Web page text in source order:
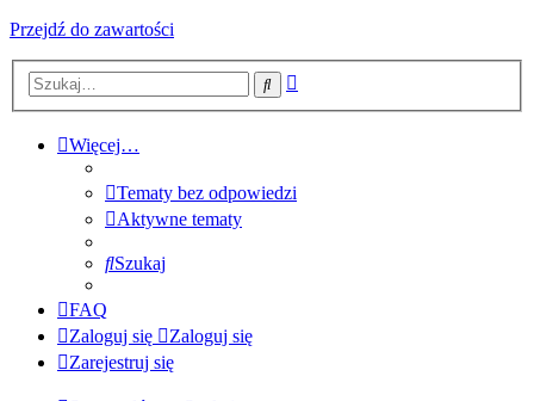
Przejdź do zawartości
Szukaj
Więcej…
Tematy bez odpowiedzi
Aktywne tematy
Szukaj
FAQ
Zaloguj się
Zaloguj się
Zarejestruj się